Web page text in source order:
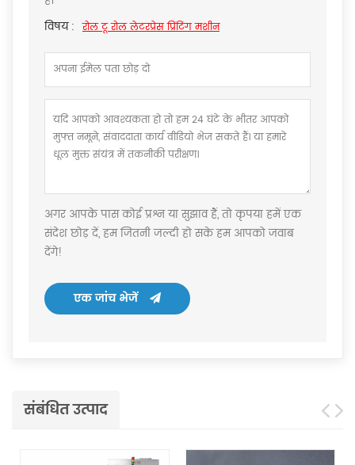
विषय : रोल टू रोल लेटरप्रेस प्रिंटिंग मशीन
अगर आपके पास कोई प्रश्न या सुझाव हैं, तो कृपया हमें एक
संदेश छोड़ दें, हम जितनी जल्दी हो सके हम आपको जवाब
देंगे!
एक जांच भेजें
संबंधित उत्पाद